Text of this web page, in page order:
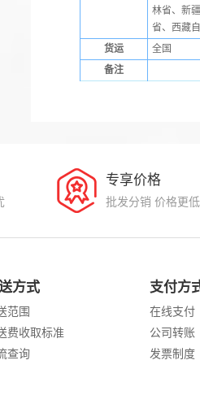
林省、新
省、西藏
货运
全国
备注
专享价格
批发分销 价格更低
方式
范围
费收取标准
查询
支付方
在线支付
公司转账
发票制度